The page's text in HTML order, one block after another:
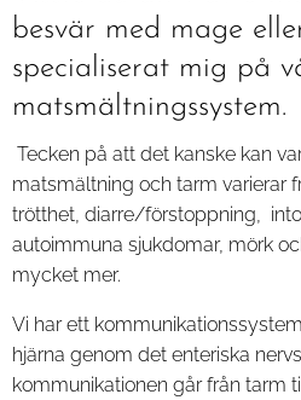
besvär med mage
specialiserat mig på
matsmältningssystem.
Tecken på att det kanske kan
matsmältning och tarm varierar
trötthet, diarre/förstoppning,
autoimmuna sjukdomar, mörk
mycket mer.
Vi har ett
hjärna genom det enteriska
kommunikationen går från tarm